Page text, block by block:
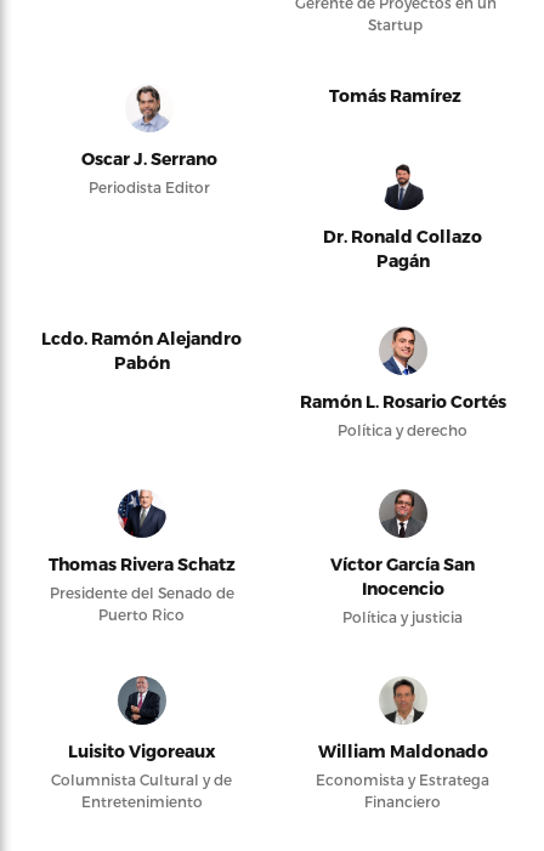
Startup
Oscar J. Serrano
Periodista Editor
Tomás Ramírez
Dr. Ronald Collazo
Pagán
Lcdo. Ramón Alejandro
Pabón
Ramón L. Rosario Cortés
Política y derecho
Thomas Rivera Schatz
Presidente del Senado de
Puerto Rico
Víctor García San
Inocencio
Política y justicia
Luisito Vigoreaux
Columnista Cultural y de
Entretenimiento
William Maldonado
Economista y Estratega
Financiero